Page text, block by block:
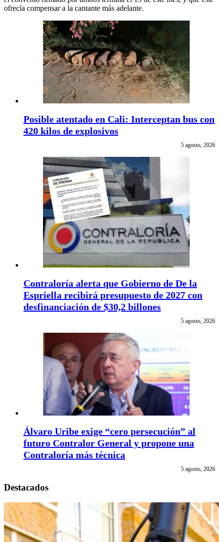
ofrecía compensar a la cantante más adelante.
Posible atentado en Cali: Interceptan bus con
420 kilos de explosivos
5 agosto, 2026
Contraloría alerta que Gobierno de De la
Espriella recibirá presupuesto de 2027 con
desfinanciación de $30,2 billones
5 agosto, 2026
Álvaro Uribe exige “cero persecución” al
futuro Contralor General y propone una
Contraloría más técnica
5 agosto, 2026
Destacados